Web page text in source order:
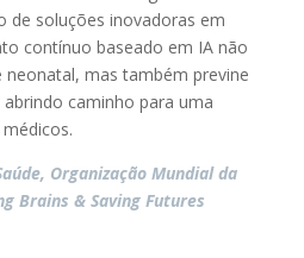
de soluções inovadoras em
contínuo baseado em IA não
mas também previne
caminho para uma
Organização Mundial da
Brains & Saving Futures